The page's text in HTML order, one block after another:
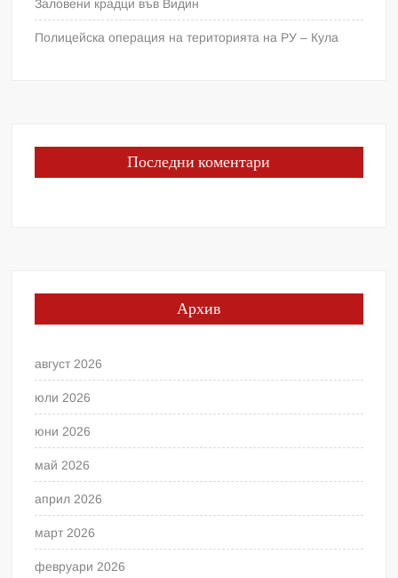
Заловени крадци във Видин
Полицейска операция на територията на РУ – Кула
Последни коментари
Архив
август 2026
юли 2026
юни 2026
май 2026
април 2026
март 2026
февруари 2026